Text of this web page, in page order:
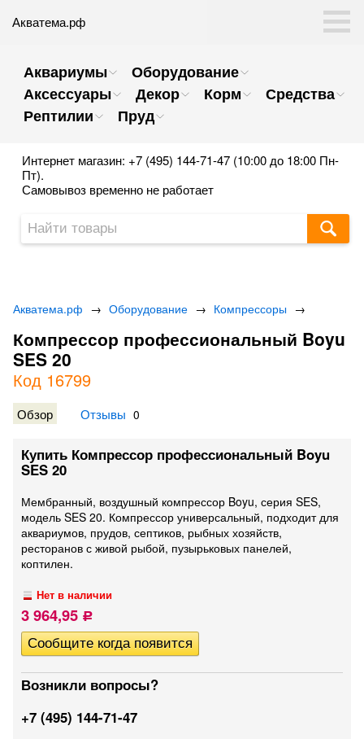
Акватема.рф
Аквариумы
Оборудование
Аксессуары
Декор Корм
Средства
Рептилии
Пруд
Интернет магазин: +7 (495) 144-71-47 (10:00 до 18:00 Пн-
Пт).
Самовывоз временно не работает
Акватема.рф → Оборудование → Компрессоры →
Компрессор профессиональный Boyu
SES 20
Код 16799
Обзор Отзывы 0
Купить Компрессор профессиональный Boyu
SES 20
Мембранный, воздушный компрессор Boyu, серия SES,
модель SES 20. Компрессор универсальный, подходит для
аквариумов, прудов, септиков, рыбных хозяйств,
ресторанов с живой рыбой, пузырьковых панелей,
коптилен.
Нет в наличии
3 964,95 Р
Возникли вопросы?
+7 (495) 144-71-47